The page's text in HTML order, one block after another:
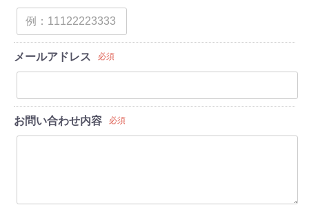
メールアドレス 必須
お問い合わせ内容 必須